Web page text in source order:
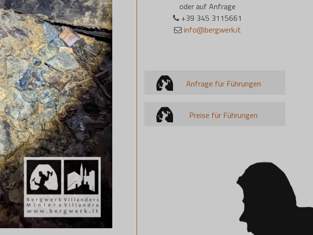
oder auf Anfrage
+39 345 3115661
info@bergwerk.it
Anfrage für Führungen
Preise für Führungen